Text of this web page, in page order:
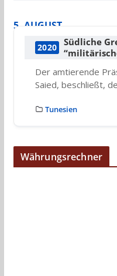
5. AUGUST
2020
Südliche
Der amtierende
Saied, beschließt,
Tunesien
Währungsrechner